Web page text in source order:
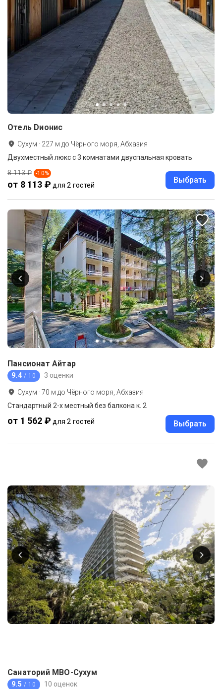
Отель Dионис
Сухум · 227 м до Чёрного моря, Абхазия
Двухместный люкс с 3 комнатами двуспальная кровать
8 113 ₽ -10%
от 8 113 ₽ для 2 гостей
Выбрать
Пансионат Айтар
9.4 / 10 3 оценки
Сухум ·70 м до Чёрного моря, Абхазия
Стандартный 2-х местный без балкона к. 2
от 1 562 ₽ для 2 гостей Выбрать
Санаторий МВО-Сухум
9.5 / 10 10 оценок